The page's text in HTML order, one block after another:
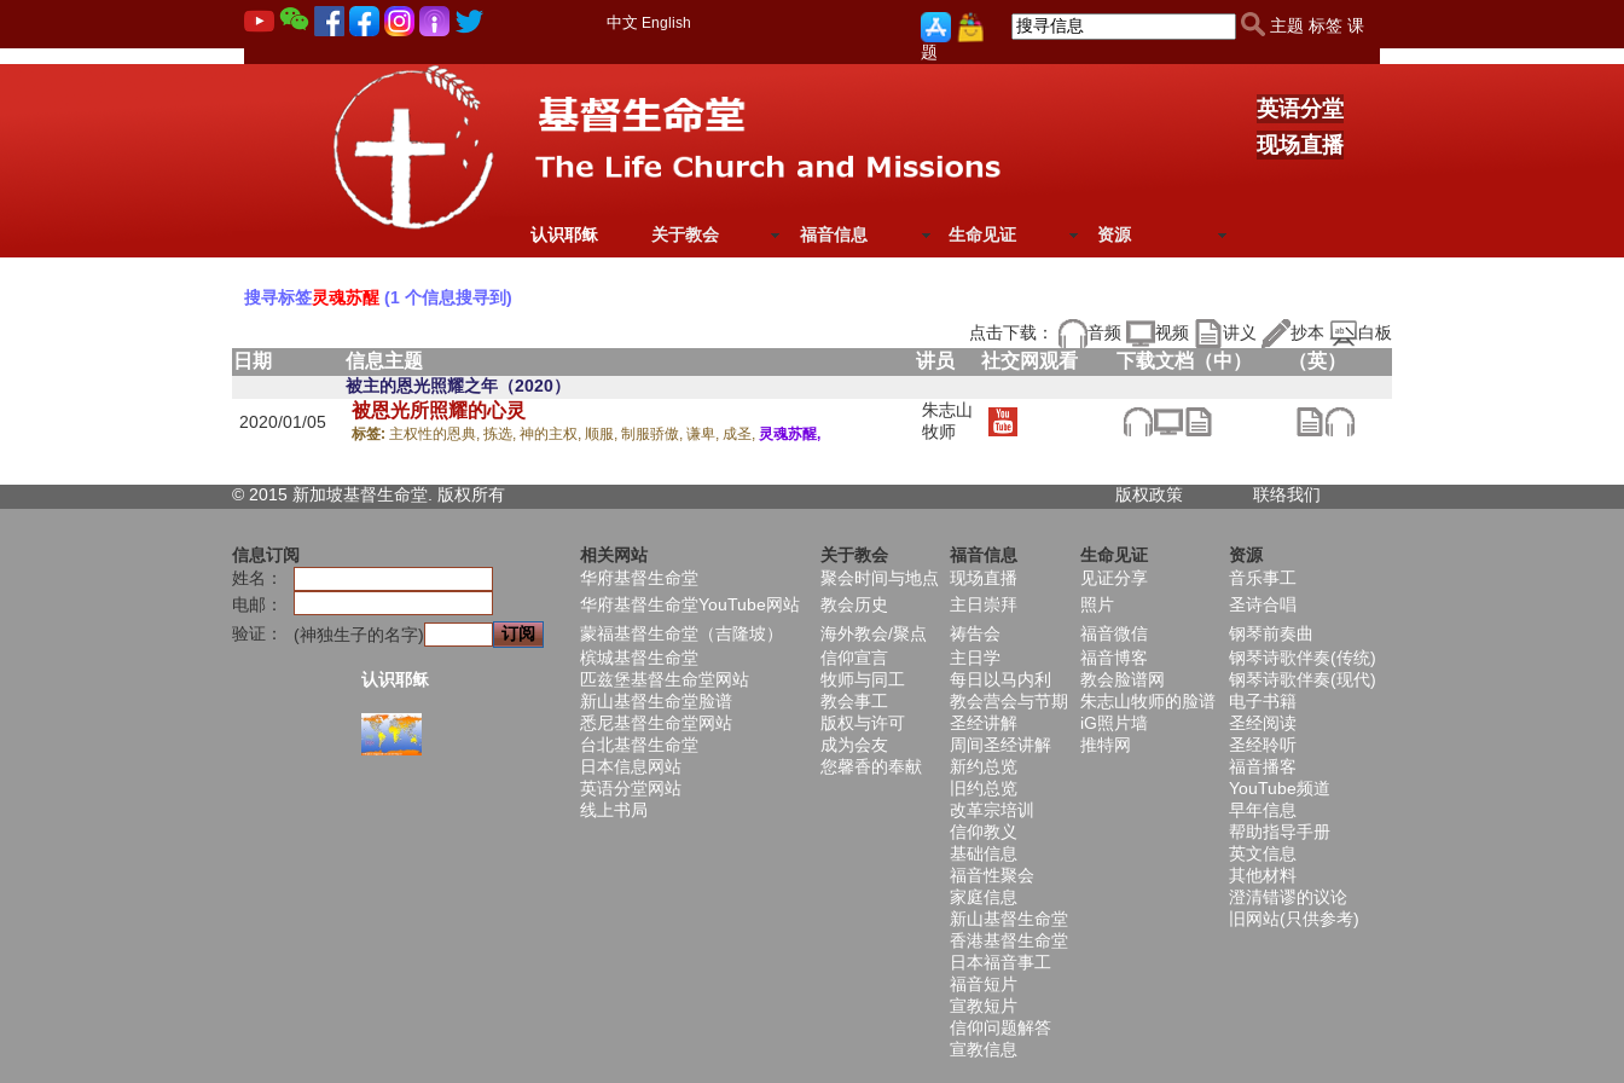
中文 English
主题 标签 课
题
英语分堂
现场直播
认识耶稣 关于教会 福音信息 生命见证 资源
搜寻标签灵魂苏醒 (1 个信息搜寻到)
点击下载：
音频 视频 讲义 抄本 白板
日期 信息主题 讲员 社交网观看 下载文档（中） （英）
被主的恩光照耀之年（2020）
2020/01/05
被恩光所照耀的心灵
标签: 主权性的恩典, 拣选, 神的主权, 顺服, 制服骄傲, 谦卑, 成圣, 灵魂苏醒,
朱志山
牧师
© 2015 新加坡基督生命堂. 版权所有 版权政策 联络我们
信息订阅 相关网站 关于教会 福音信息 生命见证
资源
姓名：
华府基督生命堂 聚会时间与地点 现场直播 见证分享
音乐事工
电邮：
华府基督生命堂YouTube网站 教会历史 主日崇拜 照片
圣诗合唱
验证：
(神独生子的名字) 蒙福基督生命堂（吉隆坡） 海外教会/聚点 祷告会 福音微信
钢琴前奏曲
槟城基督生命堂
信仰宣言 主日学 福音博客
钢琴诗歌伴奏(传统)
认识耶稣
匹兹堡基督生命堂网站 牧师与同工 每日以马内利 教会脸谱网
钢琴诗歌伴奏(现代)
新山基督生命堂脸谱
教会事工 教会营会与节期 朱志山牧师的脸谱
电子书籍
悉尼基督生命堂网站
版权与许可 圣经讲解 iG照片墙
圣经阅读
台北基督生命堂
成为会友 周间圣经讲解 推特网
圣经聆听
日本信息网站
您馨香的奉献 新约总览
福音播客
英语分堂网站
旧约总览
YouTube频道
线上书局
改革宗培训
早年信息
信仰教义
帮助指导手册
基础信息
英文信息
福音性聚会
其他材料
家庭信息
澄清错谬的议论
新山基督生命堂
旧网站(只供参考)
香港基督生命堂
日本福音事工
福音短片
宣教短片
信仰问题解答
宣教信息